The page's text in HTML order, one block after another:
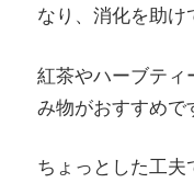
なり、消化を助け
紅茶やハーブテ
み物がおすすめで
ちょっとした工